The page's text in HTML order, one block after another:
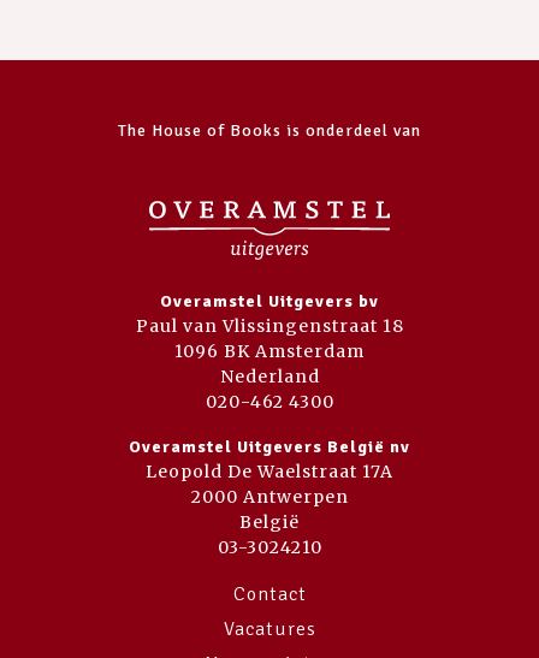
The House of Books is onderdeel van
Overamstel Uitgevers bv
Paul van Vlissingenstraat 18
1096 BK Amsterdam
Nederland
020-462 4300
Overamstel Uitgevers België nv
Leopold De Waelstraat 17A
2000 Antwerpen
België
03-3024210
Contact
Vacatures